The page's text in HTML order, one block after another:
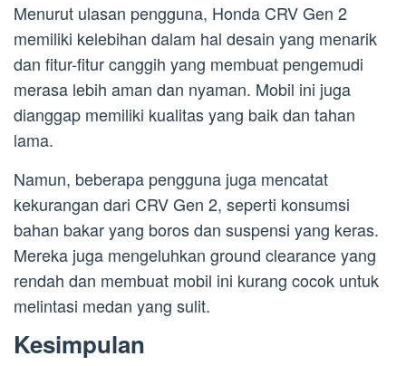
Menurut ulasan pengguna, Honda CRV Gen 2
memiliki kelebihan dalam hal desain yang menarik
dan fitur-fitur canggih yang membuat pengemudi
merasa lebih aman dan nyaman. Mobil ini juga
dianggap memiliki kualitas yang baik dan tahan
lama.
Namun, beberapa pengguna juga mencatat
kekurangan dari CRV Gen 2, seperti konsumsi
bahan bakar yang boros dan suspensi yang keras.
Mereka juga mengeluhkan ground clearance yang
rendah dan membuat mobil ini kurang cocok untuk
melintasi medan yang sulit.
Kesimpulan